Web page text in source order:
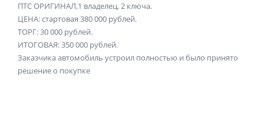
ПТС ОРИГИНАЛ,1 владелец, 2 ключа.
ЦЕНА: стартовая 380 000 рублей.
ТОРГ: 30 000 рублей.
ИТОГОВАЯ: 350 000 рублей.
Заказчика автомобиль устроил полностью и было принято
решение о покупке